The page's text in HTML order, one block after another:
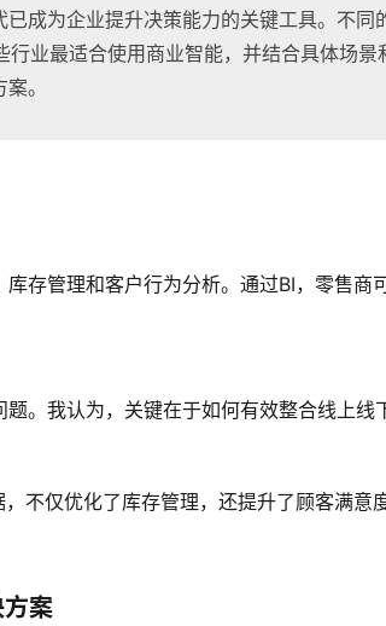
已成为企业提升决策能力的关键工具。不
行业最适合使用商业智能，并结合具体场
。
存管理和客户行为分析。通过BI，零售商
。我认为，关键在于如何有效整合线上线
不仅优化了库存管理，还提升了顾客满意
案